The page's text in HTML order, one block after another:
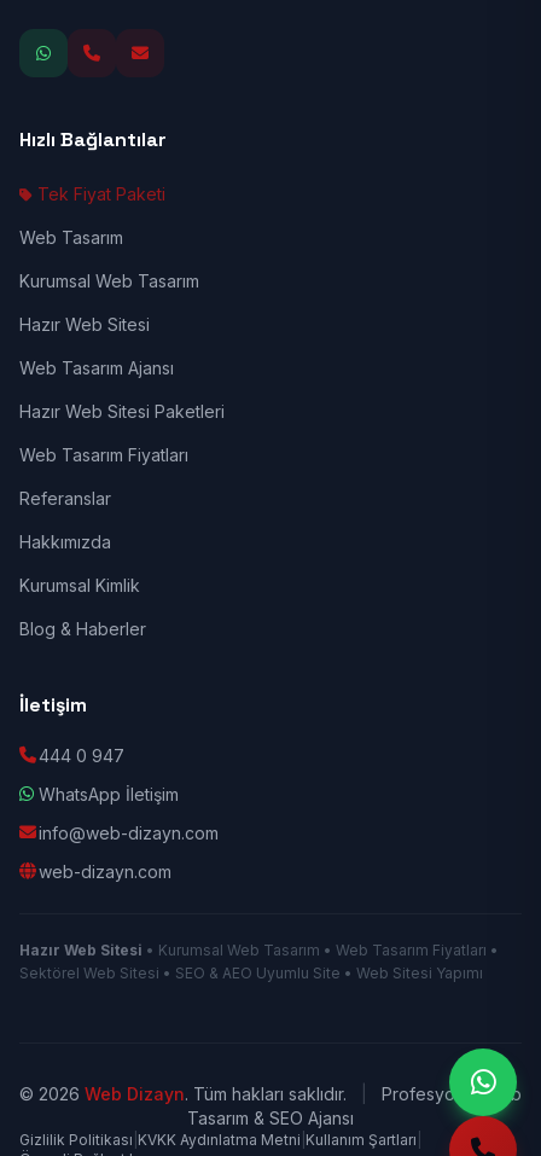
Hızlı Bağlantılar
Tek Fiyat Paketi
Web Tasarım
Kurumsal Web Tasarım
Hazır Web Sitesi
Web Tasarım Ajansı
Hazır Web Sitesi Paketleri
Web Tasarım Fiyatları
Referanslar
Hakkımızda
Kurumsal Kimlik
Blog & Haberler
İletişim
444 0 947
WhatsApp İletişim
info@web-dizayn.com
web-dizayn.com
Hazır Web Sitesi • Kurumsal Web Tasarım • Web Tasarım Fiyatları •
Sektörel Web Sitesi • SEO & AEO Uyumlu Site • Web Sitesi Yapımı
© 2026 Web Dizayn. Tüm hakları saklıdır.
Profesyonel Web
Tasarım & SEO Ajansı
Gizlilik Politikası KVKK Aydınlatma Metni Kullanım Şartları